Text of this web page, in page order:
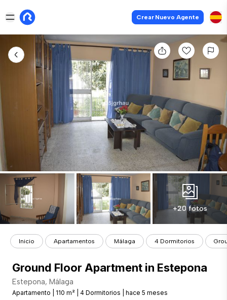
Crear Nuevo Agente
+20 fotos
Inicio Apartamentos Málaga 4 Dormitorios
Ground Floor Apartment in Estepona
Estepona, Málaga
Apartamento 110 m² 4 Dormitorios hace 5 meses